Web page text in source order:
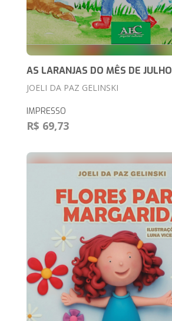
AS LARANJAS DO MÊS DE JULHO
JOELI DA PAZ GELINSKI
IMPRESSO
R$ 69,73